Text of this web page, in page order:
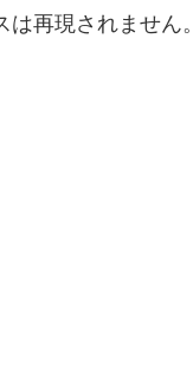
再現されません。